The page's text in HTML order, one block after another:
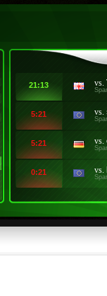
21:13 vs.
5:21 vs.
5:21 vs.
0:21 vs.